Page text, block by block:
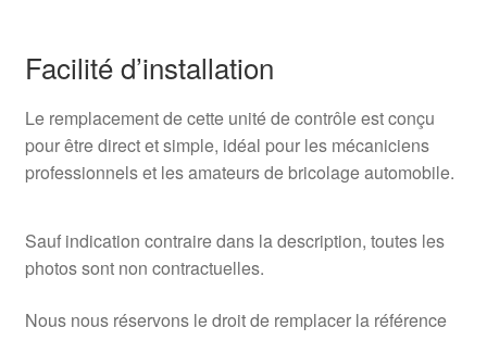
Facilité d’installation
Le remplacement de cette unité de contrôle est conçu
pour être direct et simple, idéal pour les mécaniciens
professionnels et les amateurs de bricolage automobile.
Sauf indication contraire dans la description, toutes les
photos sont non contractuelles.
Nous nous réservons le droit de remplacer la référence